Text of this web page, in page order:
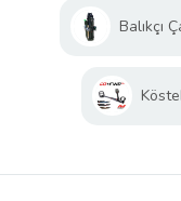
Balıkçı